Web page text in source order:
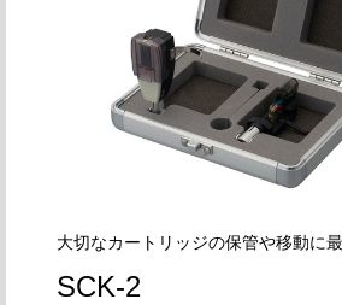
大切なカートリッジの保管や移動に
SCK-2